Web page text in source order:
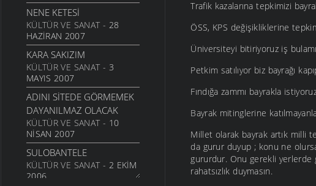
NENE KETESI
KÜLTÜR VE SANAT- 28
HAZIRAN 2007
KARA SAKIZIM
KÜLTÜR VE SANAT- 3
MAYIS 2007
ADINI SITEDE GÖRMEMEK
DAYANILMAZ OLACAK
KÜLTÜR VE SANAT- 10
NISAN 2007
SULOBANTELE
KÜLTÜR VE SANAT- 2 EKIM
2006
Trafik kazalarına tepkimizi
ÖSS, KPS değişikliklerine
Üniversiteyi bitiriyoruz iş
Petkim satılıyor biz bayrağı
Fındığa zammı bayrakla
Bayrak mitinglerine
Millet olarak bayrak artık milli
da gurur duyup ; konu ne
gururdur. Onu gerekli yerlerde
rahatsızlık duymasın.